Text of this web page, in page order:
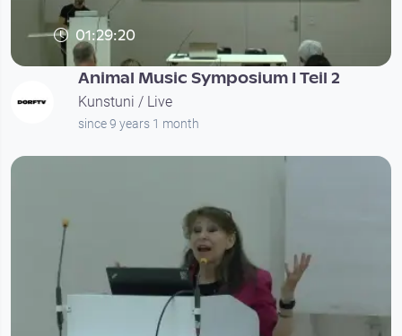
01:29:20
Animal Music Symposium I Teil 2
Kunstuni / Live
since 9 years 1 month